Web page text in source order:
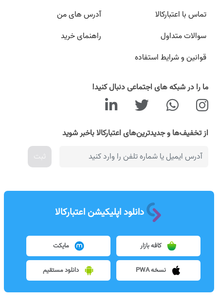
تماس با اعتبارکالا
سوالات متداول
قوانین و شرایط استفاده
آدرس های من
راهنمای خرید
ما را در شبکه های اجتماعی دنبال کنید!
از تخفیف‌ها و جدیدترین‌های اعتبارکالا باخبر شوید
ثبت
دانلود اپلیکیشن اعتبارکالا
کافه بازار مایکت
نسخه PWA دانلود مستقیم